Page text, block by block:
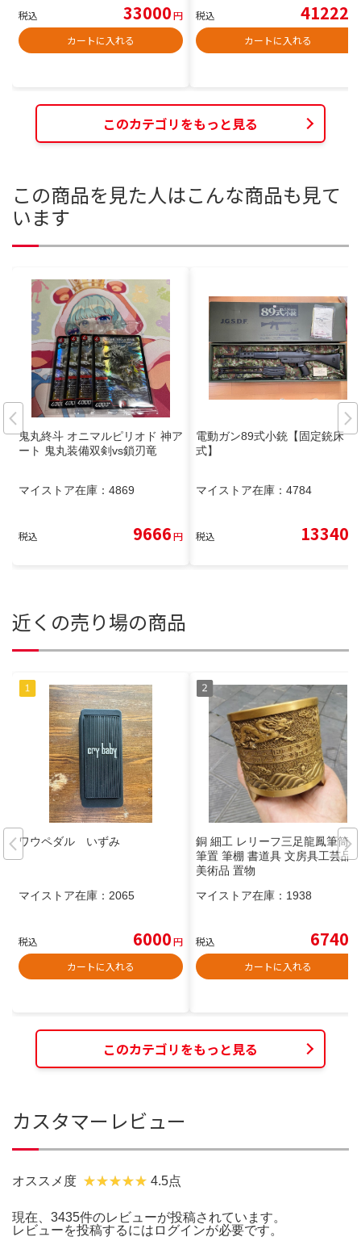
税込 33000円
カートに入れる
税込 41222
カートに入れる
このカテゴリをもっと見る
この商品を見た人はこんな商品も見て
います
鬼丸終斗 オニマルピリオド 神ア
ート 鬼丸装備双剣vs鎖刃竜
マイストア在庫： 4869
税込 9666円
電動ガン89式小銃【固定銃床
式】
マイストア在庫： 4784
税込 13340
近くの売り場の商品
ワウペダル いずみ
マイストア在庫： 2065
税込 6000円
カートに入れる
銅 細工 レリーフ三足龍鳳筆筒
筆置 筆棚 書道具 文房具工芸品
美術品 置物
マイストア在庫： 1938
税込 6740
カートに入れる
このカテゴリをもっと見る
カスタマーレビュー
オススメ度 4.5点
現在、3435件のレビューが投稿されています。
レビューを投稿するには ログインが必要です。